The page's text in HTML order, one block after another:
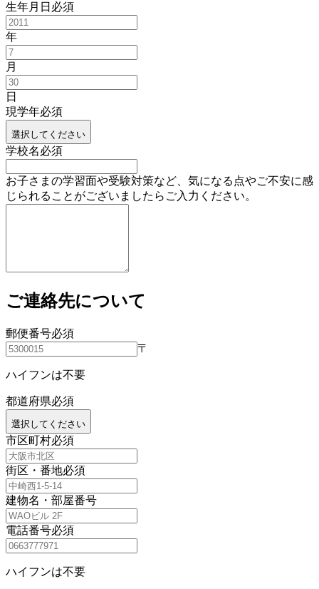
生年月日 必須
年
月
日
現学年必須
選択してください
学校名必須
お子さまの学習面や受験対策など、気になる点やご不安に感
じられることがございましたらご入力ください。
ご連絡先について
郵便番号必須
〒
ハイフンは不要
都道府県必須
選択してください
市区町村必須
街区・番地必須
建物名・部屋番号
電話番号必須
ハイフンは不要